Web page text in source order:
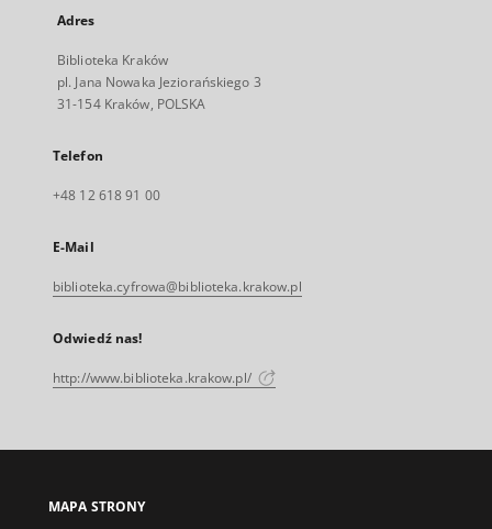
Adres
Biblioteka Kraków
pl. Jana Nowaka Jeziorańskiego 3
31-154 Kraków, POLSKA
Telefon
+48 12 618 91 00
E-Mail
biblioteka.cyfrowa@biblioteka.krakow.pl
Odwiedź nas!
http://www.biblioteka.krakow.pl/
MAPA STRONY